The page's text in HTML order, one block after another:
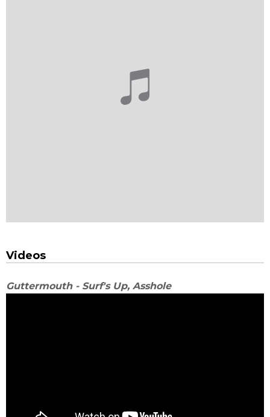
Videos
Guttermouth - Surf's Up, Asshole